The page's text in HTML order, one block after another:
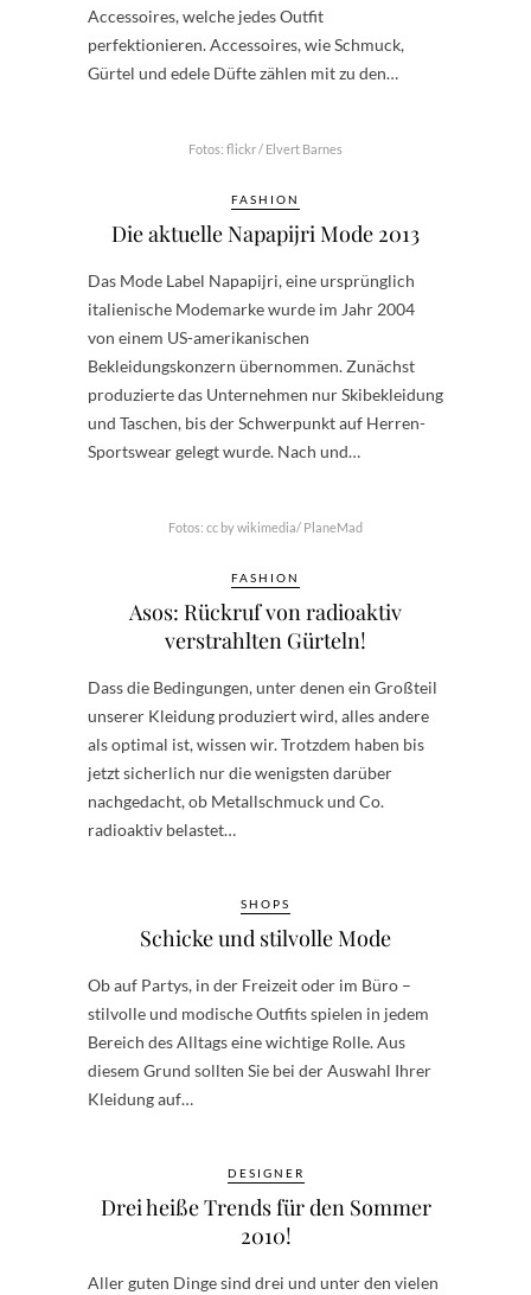
Accessoires, welche jedes Outfit
perfektionieren. Accessoires, wie Schmuck,
Gürtel und edele Düfte zählen mit zu den…
Fotos: flickr / Elvert Barnes
FASHION
Die aktuelle Napapijri Mode 2013
Das Mode Label Napapijri, eine ursprünglich
italienische Modemarke wurde im Jahr 2004
von einem US-amerikanischen
Bekleidungskonzern übernommen. Zunächst
produzierte das Unternehmen nur Skibekleidung
und Taschen, bis der Schwerpunkt auf Herren-
Sportswear gelegt wurde. Nach und…
Fotos: cc by wikimedia/ PlaneMad
FASHION
Asos: Rückruf von radioaktiv
verstrahlten Gürteln!
Dass die Bedingungen, unter denen ein Großteil
unserer Kleidung produziert wird, alles andere
als optimal ist, wissen wir. Trotzdem haben bis
jetzt sicherlich nur die wenigsten darüber
nachgedacht, ob Metallschmuck und Co.
radioaktiv belastet…
SHOPS
Schicke und stilvolle Mode
Ob auf Partys, in der Freizeit oder im Büro –
stilvolle und modische Outfits spielen in jedem
Bereich des Alltags eine wichtige Rolle. Aus
diesem Grund sollten Sie bei der Auswahl Ihrer
Kleidung auf…
DESIGNER
Drei heiße Trends für den Sommer
2010!
Aller guten Dinge sind drei und unter den vielen